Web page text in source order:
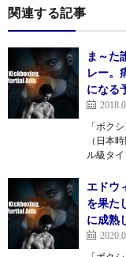
関連する記事
ま～た
レー。
になる
「ボク
（日本
ル級タ
エドウ
を果た
に成熟